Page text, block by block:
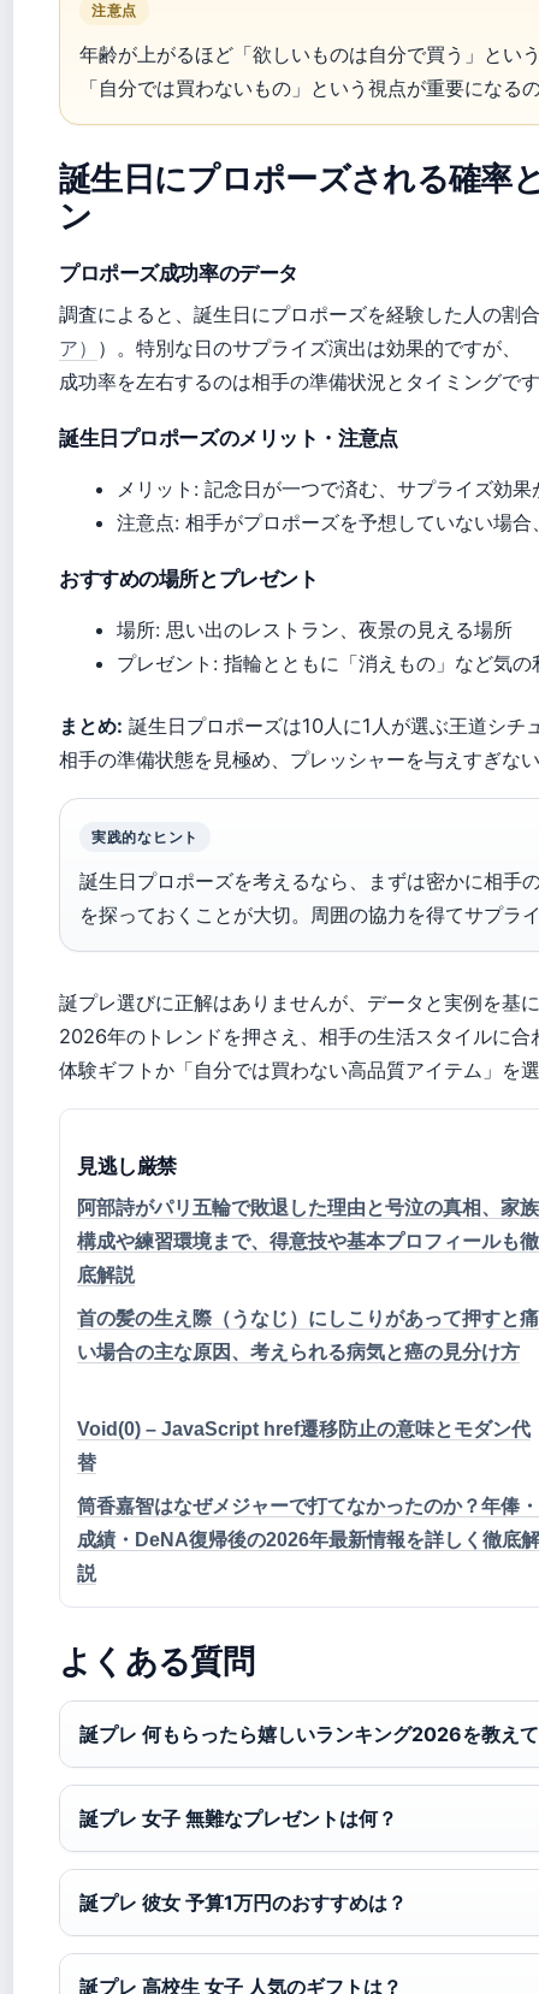
注意点
年齢が上がるほど「欲しいものは自分で買う」とい
「自分では買わないもの」という視点が重要になる
誕生日にプロポーズされる確率
ン
プロポーズ成功率のデータ
調査によると、誕生日にプロポーズを経験した人の割
ア） ）。特別な日のサプライズ演出は効果的ですが、
成功率を左右するのは相手の準備状況とタイミングで
誕生日プロポーズのメリット・注意点
メリット: 記念日が一つで済む、サプライズ効果
注意点: 相手がプロポーズを予想していない場
おすすめの場所とプレゼント
場所: 思い出のレストラン、夜景の見える場所
プレゼント: 指輪とともに「消えもの」など気
まとめ: 誕生日プロポーズは10人に1人が選ぶ王道シチ
相手の準備状態を見極め、プレッシャーを与えすぎな
実践的なヒント
誕生日プロポーズを考えるなら、まずは密かに相手
を探っておくことが大切。周囲の協力を得てサプラ
誕プレ選びに正解はありませんが、データと実例を基
2026年のトレンドを押さえ、相手の生活スタイルに
体験ギフトか「自分では買わない高品質アイテム」を
見逃し厳禁
阿部詩がパリ五輪で敗退した理由と号泣の真相、家族
構成や練習環境まで、得意技や基本プロフィールも徹
底解説
首の髪の生え際（うなじ）にしこりがあって押すと痛
い場合の主な原因、考えられる病気と癌の見分け方
Void(0) – JavaScript href遷移防止の意味とモダン代
替
筒香嘉智はなぜメジャーで打てなかったのか？年俸・
成績・DeNA復帰後の2026年最新情報を詳しく徹底解
説
よくある質問
誕プレ 何もらったら嬉しいランキング2026を教えて
誕プレ 女子 無難なプレゼントは何？
誕プレ 彼女 予算1万円のおすすめは？
誕プレ 高校生 女子 人気のギフトは？